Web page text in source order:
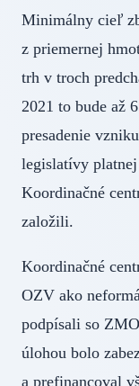
Minimálny cieľ
z priemernej
trh v troch
2021 to bude až
presadenie
legislatívy
Koordinačné
založili.
Koordinačné
OZV ako
podpísali so
úlohou bolo
a prefinancoval